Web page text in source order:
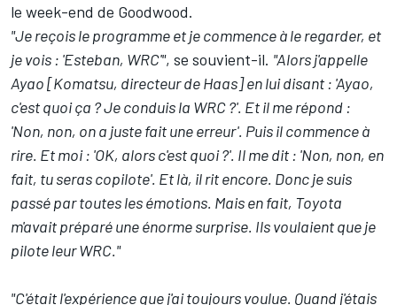
le week-end de Goodwood.
"Je reçois le programme et je commence à le regarder, et
je vois : 'Esteban, WRC'", se souvient-il. "Alors j'appelle
Ayao [Komatsu, directeur de Haas] en lui disant : 'Ayao,
c'est quoi ça ? Je conduis la WRC ?'. Et il me répond :
'Non, non, on a juste fait une erreur'. Puis il commence à
rire. Et moi : 'OK, alors c'est quoi ?'. Il me dit : 'Non, non, en
fait, tu seras copilote'. Et là, il rit encore. Donc je suis
passé par toutes les émotions. Mais en fait, Toyota
m'avait préparé une énorme surprise. Ils voulaient que je
pilote leur WRC."
"C'était l'expérience que j'ai toujours voulue. Quand j'étais